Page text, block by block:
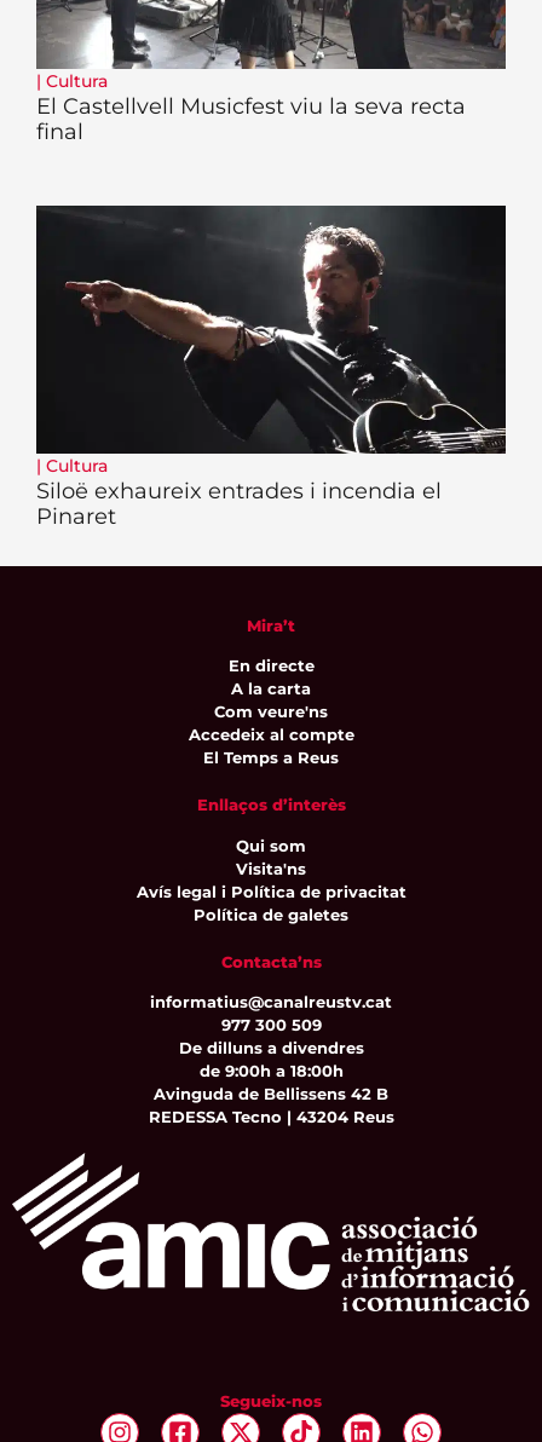
| Cultura
El Castellvell Musicfest viu la seva recta
final
| Cultura
Siloë exhaureix entrades i incendia el
Pinaret
Mira’t
En directe
A la carta
Com veure'ns
Accedeix al compte
El Temps a Reus
Enllaços d’interès
Qui som
Visita'ns
Avís legal i Política de privacitat
Política de galetes
Contacta’ns
informatius@canalreustv.cat
977 300 509
De dilluns a divendres
de 9:00h a 18:00h
Avinguda de Bellissens 42 B
REDESSA Tecno | 43204 Reus
Segueix-nos